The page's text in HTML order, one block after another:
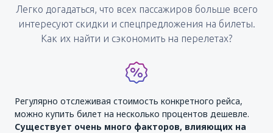
Легко догадаться, что всех пассажиров больше всего
интересуют скидки и спецпредложения на билеты.
Как их найти и сэкономить на перелетах?
Регулярно отслеживая стоимость конкретного рейса,
можно купить билет на несколько процентов дешевле.
Существует очень много факторов, влияющих на